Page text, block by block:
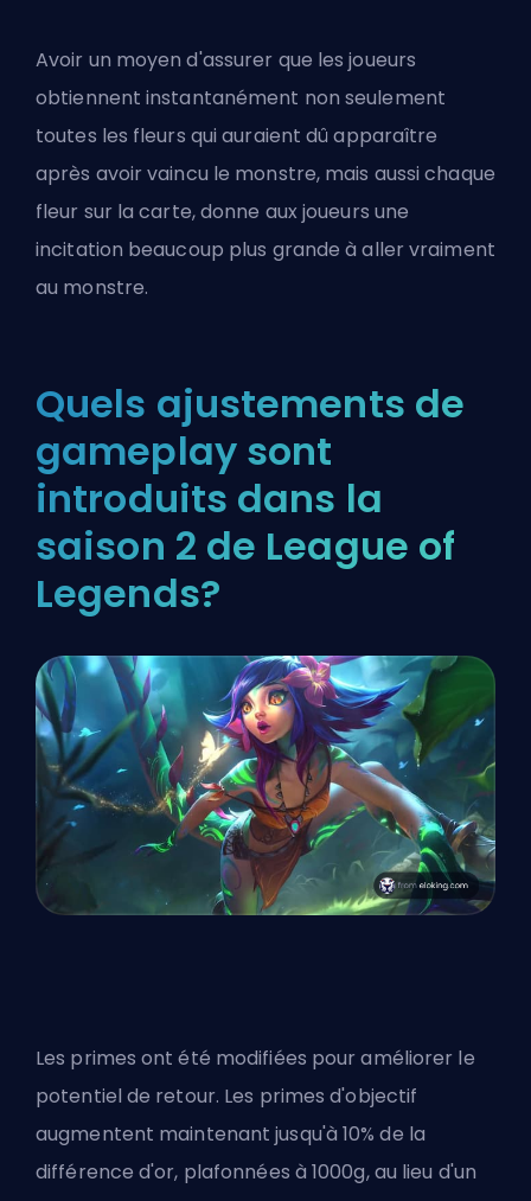
Avoir un moyen d'assurer que les joueurs
obtiennent instantanément non seulement
toutes les fleurs qui auraient dû apparaître
après avoir vaincu le monstre, mais aussi chaque
fleur sur la carte, donne aux joueurs une
incitation beaucoup plus grande à aller vraiment
au monstre.
Quels ajustements de
gameplay sont
introduits dans la
saison 2 de League of
Legends?
Les primes ont été modifiées pour améliorer le
potentiel de retour. Les primes d'objectif
augmentent maintenant jusqu'à 10% de la
différence d'or, plafonnées à 1000g, au lieu d'un